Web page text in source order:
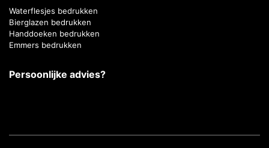
Waterflesjes bedrukken
Bierglazen bedrukken
Handdoeken bedrukken
Emmers bedrukken
Persoonlijke advies?